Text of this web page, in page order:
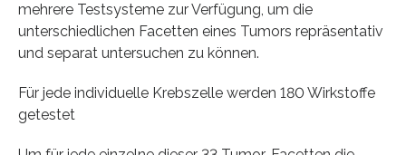
mehrere Testsysteme zur Verfügung, um die
unterschiedlichen Facetten eines Tumors repräsentativ
und separat untersuchen zu können.
Für jede individuelle Krebszelle werden 180 Wirkstoffe
getestet